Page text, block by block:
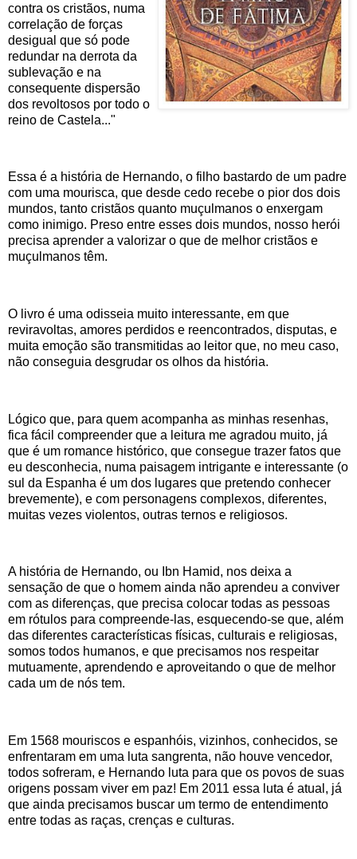
contra os cristãos, numa
correlação de forças
desigual que só pode
redundar na derrota da
sublevação e na
consequente dispersão
dos revoltosos por todo o
reino de Castela..."
Essa é a história de Hernando, o filho bastardo de um padre
com uma mourisca, que desde cedo recebe o pior dos dois
mundos, tanto cristãos quanto muçulmanos o enxergam
como inimigo. Preso entre esses dois mundos, nosso herói
precisa aprender a valorizar o que de melhor cristãos e
muçulmanos têm.
O livro é uma odisseia muito interessante, em que
reviravoltas, amores perdidos e reencontrados, disputas, e
muita emoção são transmitidas ao leitor que, no meu caso,
não conseguia desgrudar os olhos da história.
Lógico que, para quem acompanha as minhas resenhas,
fica fácil compreender que a leitura me agradou muito, já
que é um romance histórico, que consegue trazer fatos que
eu desconhecia, numa paisagem intrigante e interessante (o
sul da Espanha é um dos lugares que pretendo conhecer
brevemente), e com personagens complexos, diferentes,
muitas vezes violentos, outras ternos e religiosos.
A história de Hernando, ou Ibn Hamid, nos deixa a
sensação de que o homem ainda não aprendeu a conviver
com as diferenças, que precisa colocar todas as pessoas
em rótulos para compreende-las, esquecendo-se que, além
das diferentes características físicas, culturais e religiosas,
somos todos humanos, e que precisamos nos respeitar
mutuamente, aprendendo e aproveitando o que de melhor
cada um de nós tem.
Em 1568 mouriscos e espanhóis, vizinhos, conhecidos, se
enfrentaram em uma luta sangrenta, não houve vencedor,
todos sofreram, e Hernando luta para que os povos de suas
origens possam viver em paz! Em 2011 essa luta é atual, já
que ainda precisamos buscar um termo de entendimento
entre todas as raças, crenças e culturas.